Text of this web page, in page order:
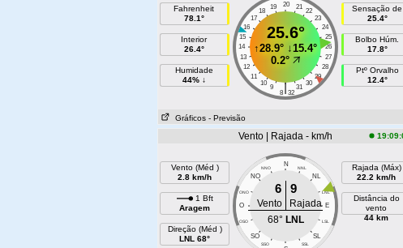
Fahrenheit
78.1°
Interior
26.4°
Humidade
44% ↓
20
19 21
18
22
17
23
16
24
15
25
14
26
13
27
12
28
11
29
10
30
9 31
|
8 32
25.6°
↑28.9° ↓15.4°
0.2°
Sensação de
25.4°
Bolbo Húm.
17.8°
Ptº Orvalho
12.4°
Gráficos - Previsão
Vento | Rajada - km/h
Vento (Méd )
2.8 km/h
1 Bft
Aragem
Direção (Méd )
LNL 68°
N
NNO NNL
NO NL
ONO LNL
O E
OSO LSL
SO SL
SSO SSL
6 9
Vento
Rajada
68° LNL
Rajada (Máx)
22.2 km/h
Distância do
vento
44 km